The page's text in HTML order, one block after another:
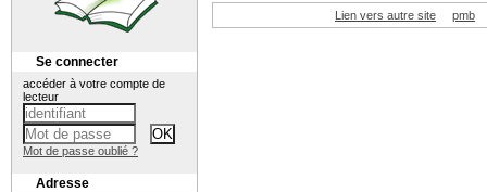
Lien vers autre site pmb
Se connecter
accéder à votre compte de
lecteur
Mot de passe oublié ?
Adresse